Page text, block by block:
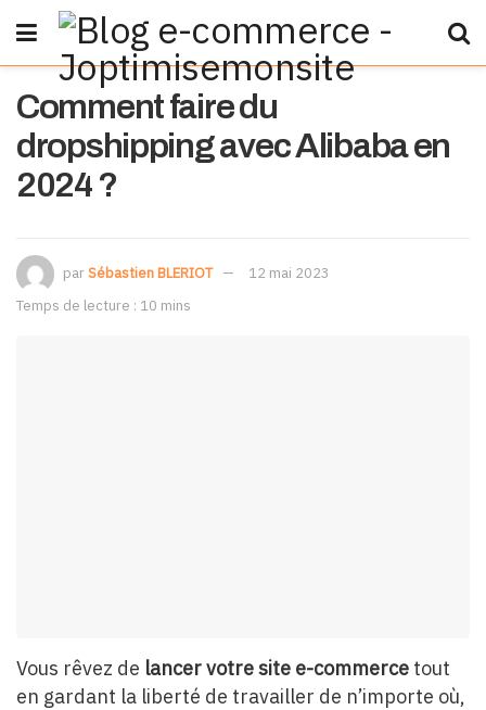
Comment faire du
dropshipping avec Alibaba en
2024 ?
parSébastien BLERIOT
12 mai 2023
Temps de lecture : 10 mins
Vous rêvez de lancer votre site e-commerce tout
en gardant la liberté de travailler de n’importe où,